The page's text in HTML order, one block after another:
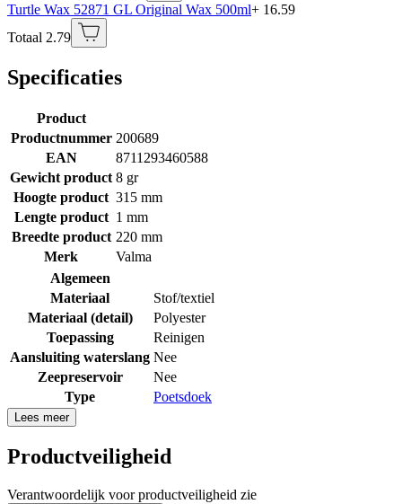
Turtle Wax 52871 GL Original Wax 500ml+ 16.59
Totaal 2.79
Specificaties
Product
Productnummer 200689
EAN
8711293460588
Gewicht product 8 gr
Hoogte product 315 mm
Lengte product 1 mm
Breedte product 220 mm
Merk
Valma
Algemeen
Materiaal
Stof/textiel
Materiaal (detail)
Polyester
Toepassing
Reinigen
Aansluiting waterslang Nee
Zeepreservoir
Nee
Type
Poetsdoek
Lees meer
Productveiligheid
Verantwoordelijk voor productveiligheid zie